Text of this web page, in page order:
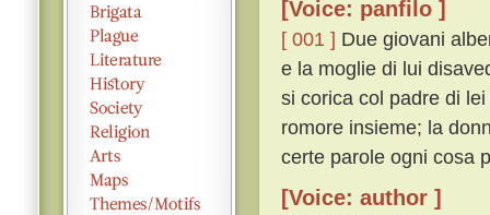
[Voice: panfilo ]
[ 001 ] Due giovani
e la moglie di lui
si corica col padre di
romore insieme; la
certe parole ogni cosa
[Voice: author ]